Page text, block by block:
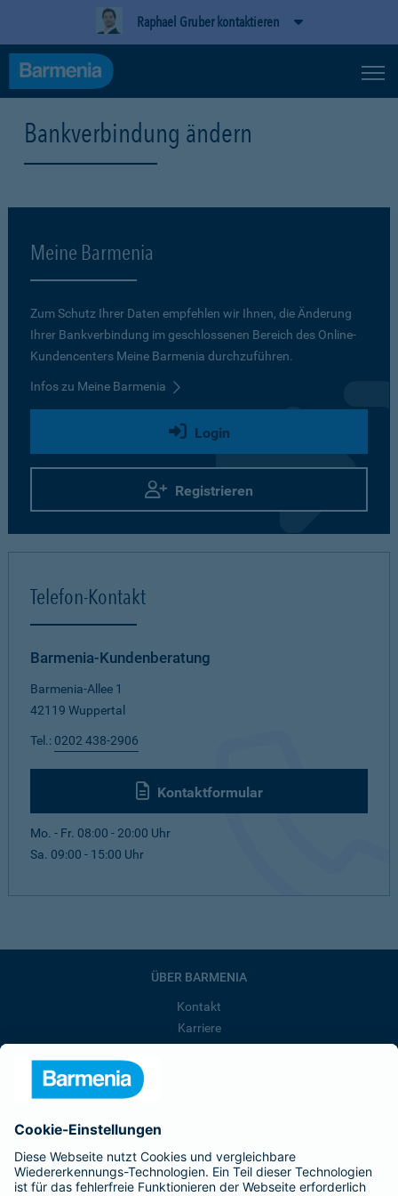
Raphael Gruber kontaktieren
Bankverbindung ändern
Meine Barmenia
Zum Schutz Ihrer Daten empfehlen wir Ihnen, die Änderung
Ihrer Bankverbindung im geschlossenen Bereich des Online-
Kundencenters Meine Barmenia durchzuführen.
Infos zu Meine Barmenia
Login
Registrieren
Telefon-Kontakt
Barmenia-Kundenberatung
Barmenia-Allee 1
42119 Wuppertal
Tel.: 0202 438-2906
Kontaktformular
Mo. - Fr. 08:00 - 20:00 Uhr
Sa. 09:00 - 15:00 Uhr
ÜBER BARMENIA
Kontakt
Karriere
Barmenia ist Teil der BarmeniaGothaer
BELIEBTE SEITEN